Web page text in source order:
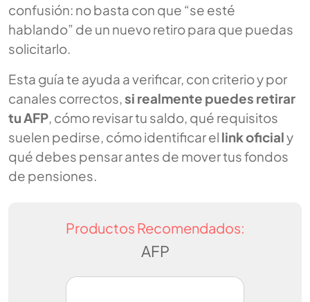
confusión: no basta con que “se esté
hablando” de un nuevo retiro para que puedas
solicitarlo.
Esta guía te ayuda a verificar, con criterio y por
canales correctos,si realmente puedes retirar
tu AFP, cómo revisar tu saldo, qué requisitos
suelen pedirse, cómo identificar el link oficialy
qué debes pensar antes de mover tus fondos
de pensiones.
Productos Recomendados:
AFP